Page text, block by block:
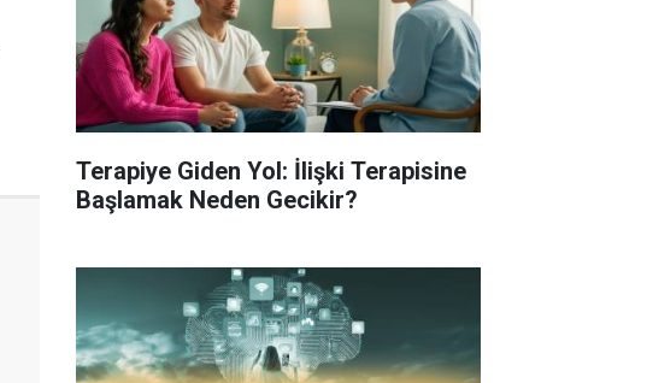
Terapiye Giden Yol: İlişki Terapisine
Başlamak Neden Gecikir?